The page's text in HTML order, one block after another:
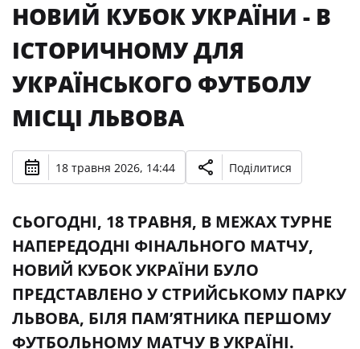
НОВИЙ КУБОК УКРАЇНИ - В
ІСТОРИЧНОМУ ДЛЯ
УКРАЇНСЬКОГО ФУТБОЛУ
МІСЦІ ЛЬВОВА
18 травня 2026, 14:44 Поділитися
СЬОГОДНІ, 18 ТРАВНЯ, В МЕЖАХ ТУРНЕ
НАПЕРЕДОДНІ ФІНАЛЬНОГО МАТЧУ,
НОВИЙ КУБОК УКРАЇНИ БУЛО
ПРЕДСТАВЛЕНО У СТРИЙСЬКОМУ ПАРКУ
ЛЬВОВА, БІЛЯ ПАМ’ЯТНИКА ПЕРШОМУ
ФУТБОЛЬНОМУ МАТЧУ В УКРАЇНІ.